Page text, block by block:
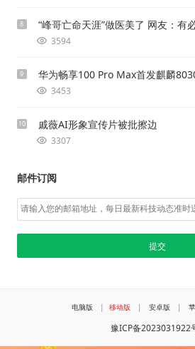
8 “峰哥亡命天涯”做医美了 网友：有
3594
9 华为畅享100 Pro Max首发麒麟
3453
10 戚薇AI形象宣传片被批擦边
3307
邮件订阅
电脑版 | 移动版 | 安卓版 |
豫ICP备2023031922